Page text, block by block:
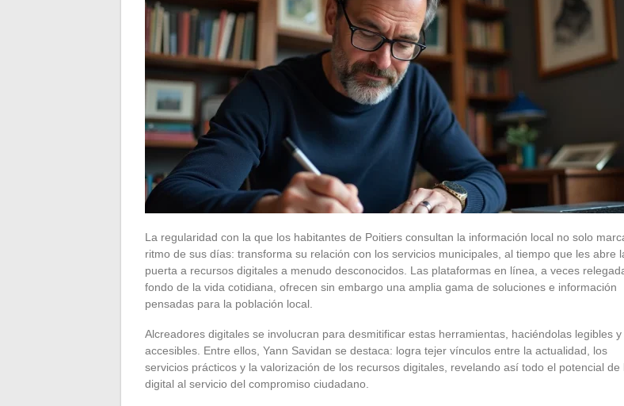
La regularidad con la que los habitantes de Poitiers consultan la información local no solo
ritmo de sus días: transforma su relación con los servicios municipales, al tiempo que les abre
puerta a recursos digitales a menudo desconocidos. Las plataformas en línea, a veces
fondo de la vida cotidiana, ofrecen sin embargo una amplia gama de soluciones e información
pensadas para la población local.
Alcreadores digitales se involucran para desmitificar estas herramientas, haciéndolas legibles y
accesibles. Entre ellos, Yann Savidan se destaca: logra tejer vínculos entre la actualidad, los
servicios prácticos y la valorización de los recursos digitales, revelando así todo el potencial de
digital al servicio del compromiso ciudadano.